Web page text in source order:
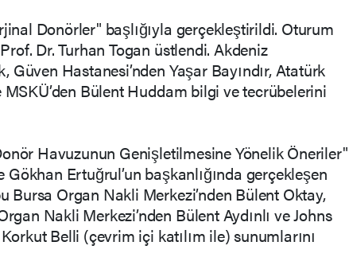
Donörler" başlığıyla gerçekleştirildi. Oturum
Dr. Turhan Togan üstlendi. Akdeniz
Güven Hastanesi’nden Yaşar Bayındır, Atatürk
Bülent Huddam bilgi ve tecrübelerini
Havuzunun Genişletilmesine Yönelik Öneriler"
Gökhan Ertuğrul’un başkanlığında gerçekleşen
Bursa Organ Nakli Merkezi’nden Bülent Oktay,
Nakli Merkezi’nden Bülent Aydınlı ve Johns
Belli (çevrim içi katılım ile) sunumlarını